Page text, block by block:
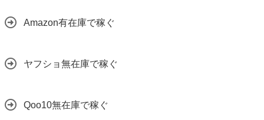
Amazon有在庫で稼ぐ
ヤフショ無在庫で稼ぐ
Qoo10無在庫で稼ぐ